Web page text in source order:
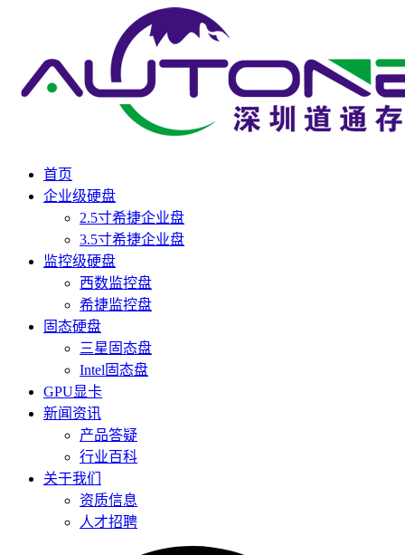
首页
企业级硬盘
2.5寸希捷企业盘
3.5寸希捷企业盘
监控级硬盘
西数监控盘
希捷监控盘
固态硬盘
三星固态盘
Intel固态盘
GPU显卡
新闻资讯
产品答疑
行业百科
关于我们
资质信息
人才招聘